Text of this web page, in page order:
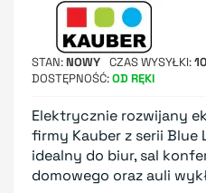
STAN NOWY CZAS WYSYŁKI
DOSTĘPNOŚĆ OD RĘKI
Elektrycznie rozwijany
firmy Kauber z serii Blue
idealny do biur, sal
domowego oraz auli